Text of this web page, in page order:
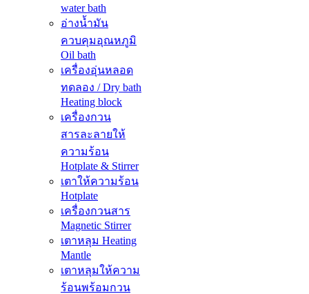
water bath
อ่างน้ำมัน
ควบคุมอุณหภูมิ
Oil bath
เครื่องอุ่นหลอด
ทดลอง / Dry bath
Heating block
เครื่องกวน
สารละลายให้
ความร้อน
Hotplate & Stirrer
เตาให้ความร้อน
Hotplate
เครื่องกวนสาร
Magnetic Stirrer
เตาหลุม Heating
Mantle
เตาหลุมให้ความ
ร้อนพร้อมกวน